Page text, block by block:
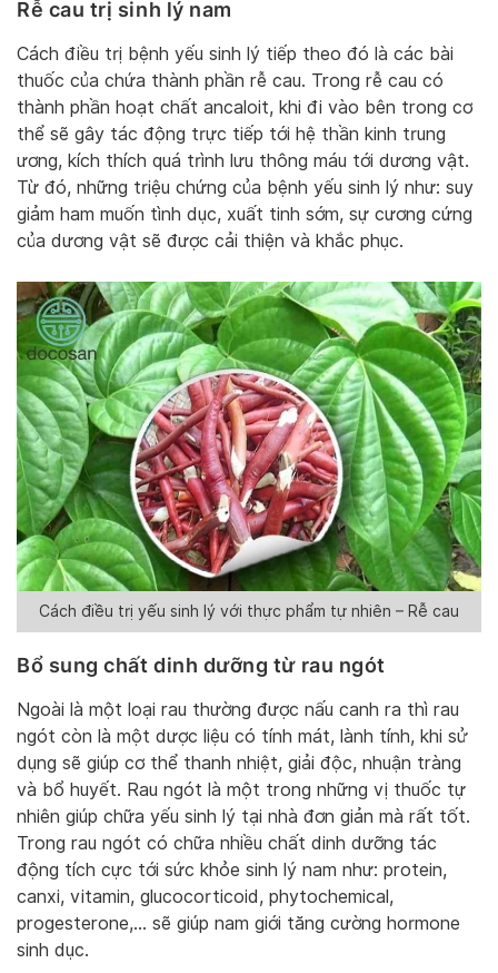
Rễ cau trị sinh lý nam
Cách điều trị bệnh yếu sinh lý tiếp theo đó là các bài
thuốc của chứa thành phần rễ cau. Trong rễ cau có
thành phần hoạt chất ancaloit, khi đi vào bên trong cơ
thể sẽ gây tác động trực tiếp tới hệ thần kinh trung
ương, kích thích quá trình lưu thông máu tới dương vật.
Từ đó, những triệu chứng của bệnh yếu sinh lý như: suy
giảm ham muốn tình dục, xuất tinh sớm, sự cương cứng
của dương vật sẽ được cải thiện và khắc phục.
Cách điều trị yếu sinh lý với thực phẩm tự nhiên – Rễ cau
Bổ sung chất dinh dưỡng từ rau ngót
Ngoài là một loại rau thường được nấu canh ra thì rau
ngót còn là một dược liệu có tính mát, lành tính, khi sử
dụng sẽ giúp cơ thể thanh nhiệt, giải độc, nhuận tràng
và bổ huyết. Rau ngót là một trong những vị thuốc tự
nhiên giúp chữa yếu sinh lý tại nhà đơn giản mà rất tốt.
Trong rau ngót có chữa nhiều chất dinh dưỡng tác
động tích cực tới sức khỏe sinh lý nam như: protein,
canxi, vitamin, glucocorticoid, phytochemical,
progesterone,… sẽ giúp nam giới tăng cường hormone
sinh dục.